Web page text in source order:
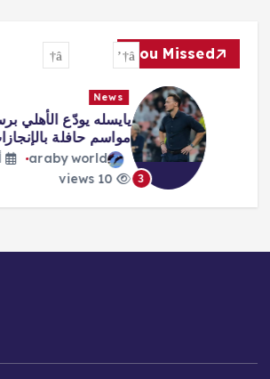
You Missed
News
يايسله يودّع الأهلي برسالة
مواسم حافلة بالإنجازات
araby world
أغسطس 6,
10 views